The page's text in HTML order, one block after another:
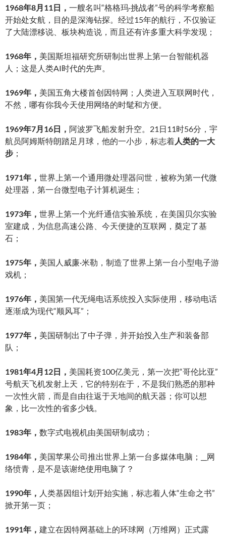
1968年8月11日， 一艘名叫“格格玛·挑战者”号的科学考察船
开始处女航，目的是深海钻探。经过15年的航行，不仅验证
了大陆漂移说、板块构造说，而且还有许多重大科学发现；
1968年， 美国斯坦福研究所研制出世界上第一台智能机器
人；这是人类AI时代的先声。
1969年， 美国五角大楼首创因特网；人类进入互联网时代，
不然，哪有你我今天使用网络的时髦和方便。
1969年7月16日， 阿波罗飞船发射升空。21日11时56分，宇
航员阿姆斯特朗踏足月球，他的一小步，标志着人类的一大
步 ；
1971年， 世界上第一个通用微处理器问世，被称为第一代微
处理器，第一台微型电子计算机诞生；
1973年， 世界上第一个光纤通信实验系统，在美国贝尔实验
室建成，为信息高速公路、今天便捷的互联网，奠定了基
石；
1975年， 美国人威廉·米勒，制造了世界上第一台小型电子游
戏机；
1976年， 美国第一代无绳电话系统投入实际使用，移动电话
逐渐成为现代“顺风耳”；
1977年， 美国研制出了中子弹，并开始投入生产和装备部
队；
1981年4月12日， 美国耗资100亿美元，第一次把“哥伦比亚”
号航天飞机发射上天，它的特别在于，不是我们熟悉的那种
一次性火箭，而是自由往返于天地间的航天器；你可以想
象，比一次性的省多少钱。
1983年， 数字式电视机由美国研制成功；
1984年， 美国苹果公司推出世界上第一台多媒体电脑；__网
络愤青，是不是该谢绝使用电脑了？
1990年， 人类基因组计划开始实施，标志着人体“生命之书”
掀开第一页；
1991年， 建立在因特网基础上的环球网（万维网）正式露